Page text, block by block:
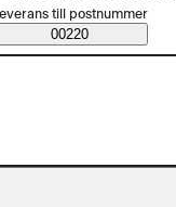
Saatavuustiedot
beställningssätt
till postnummer
00220